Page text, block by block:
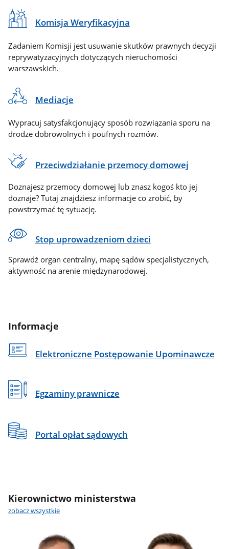
Komisja Weryfikacyjna
Zadaniem Komisji jest usuwanie skutków prawnych decyzji
reprywatyzacyjnych dotyczących nieruchomości
warszawskich.
Mediacje
Wypracuj satysfakcjonujący sposób rozwiązania sporu na
drodze dobrowolnych i poufnych rozmów.
Przeciwdziałanie przemocy domowej
Doznajesz przemocy domowej lub znasz kogoś kto jej
doznaje? Tutaj znajdziesz informacje co zrobić, by
powstrzymać tę sytuację.
Stop uprowadzeniom dzieci
Sprawdź organ centralny, mapę sądów specjalistycznych,
aktywność na arenie międzynarodowej.
Informacje
Elektroniczne Postępowanie Upominawcze
Egzaminy prawnicze
Portal opłat sądowych
Kierownictwo ministerstwa
zobacz wszystkie